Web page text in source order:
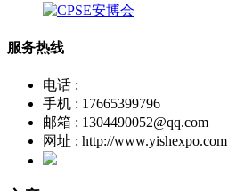
服务热线
电话 :
手机 : 17665399796
邮箱 : 1304490052@qq.com
网址 : http://www.yishexpo.com